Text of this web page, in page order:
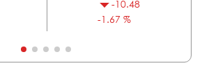
-10.48
-1.67 %